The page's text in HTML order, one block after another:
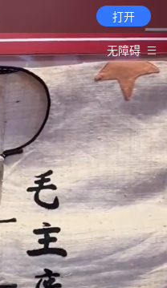
打开
无障碍